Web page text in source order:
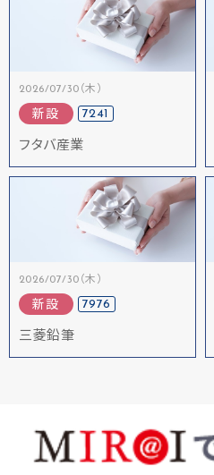
2026/07/30（木）
新設 7241
フタバ産業
2026/07/30（木）
新設 7976
三菱鉛筆